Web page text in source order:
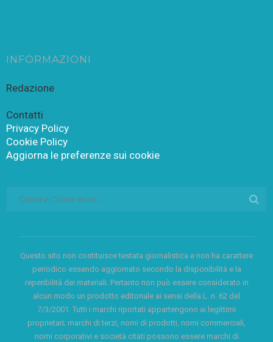
INFORMAZIONI
Redazione
Contatti
Privacy Policy
Cookie Policy
Aggiorna le preferenze sui cookie
Questo sito non costituisce testata giornalistica e non ha carattere
periodico essendo aggiornato secondo la disponibilità e la
reperibilità dei materiali. Pertanto non può essere considerato in
alcun modo un prodotto editoriale ai sensi della L. n. 62 del
7/3/2001. Tutti i marchi riportati appartengono ai legittimi
proprietari; marchi di terzi, nomi di prodotti, nomi commerciali,
nomi corporativi e società citati possono essere marchi di